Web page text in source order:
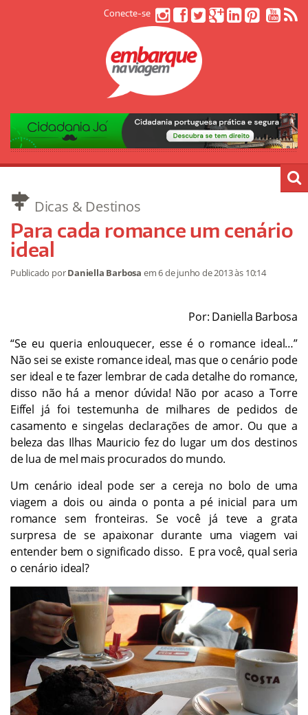
Conecte-se
Dicas & Destinos
Para cada romance um cenário
ideal
Publicado porDaniella Barbosa em6 de junho de 2013às 10:14
Por: Daniella Barbosa
“Se eu queria enlouquecer, esse é o romance ideal…”
Não sei se existe romance ideal, mas que o cenário pode
ser ideal e te fazer lembrar de cada detalhe do romance,
disso não há a menor dúvida! Não por acaso a Torre
Eiffel já foi testemunha de milhares de pedidos de
casamento e singelas declarações de amor. Ou que a
beleza das Ilhas Mauricio fez do lugar um dos destinos
de lua de mel mais procurados do mundo.
Um cenário ideal pode ser a cereja no bolo de uma
viagem a dois ou ainda o ponta a pé inicial para um
romance sem fronteiras. Se você já teve a grata
surpresa de se apaixonar durante uma viagem vai
entender bem o significado disso. E pra você, qual seria
o cenário ideal?